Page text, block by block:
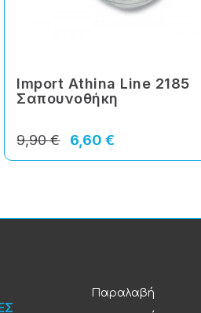
Import Athina Line 2185
Σαπουνοθήκη
6,60 €
9,90 €
Παραλαβή